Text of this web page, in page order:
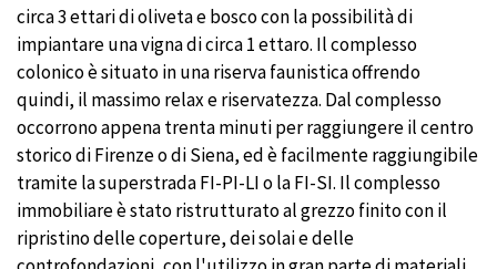
circa 3 ettari di oliveta e bosco con la possibilità di
impiantare una vigna di circa 1 ettaro. Il complesso
colonico è situato in una riserva faunistica offrendo
quindi, il massimo relax e riservatezza. Dal complesso
occorrono appena trenta minuti per raggiungere il centro
storico di Firenze o di Siena, ed è facilmente raggiungibile
tramite la superstrada FI-PI-LI o la FI-SI. Il complesso
immobiliare è stato ristrutturato al grezzo finito con il
ripristino delle coperture, dei solai e delle